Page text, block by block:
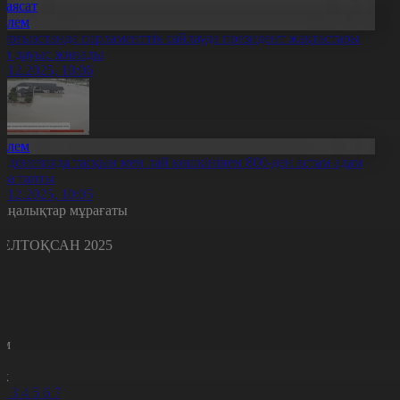
парламенттік сайлауда президент жақтастары
дауыс жинады
10:06
тасқын мен лай көшкінінен 800-ден астам адам
тапты
10:05
мұрағаты
2025
3 4 5 6 7